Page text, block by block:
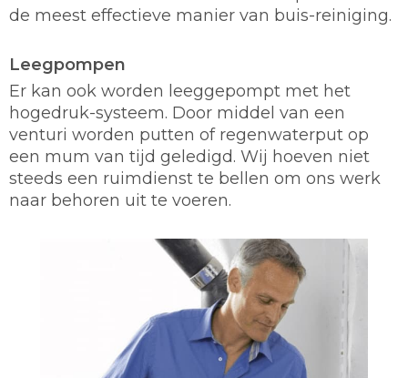
de meest effectieve manier van buis-reiniging.
Leegpompen
Er kan ook worden leeggepompt met het
hogedruk-systeem. Door middel van een
venturi worden putten of regenwaterput op
een mum van tijd geledigd. Wij hoeven niet
steeds een ruimdienst te bellen om ons werk
naar behoren uit te voeren.